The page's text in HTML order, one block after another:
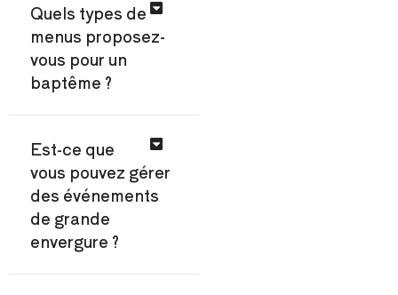
Quels types de
menus proposez-
vous pour un
baptême ?
Est-ce que
vous pouvez gérer
des événements
de grande
envergure ?